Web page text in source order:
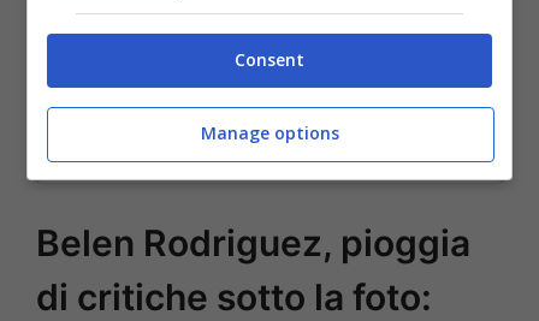
Belen Rodriguez, pioggia
di critiche sotto la foto:
Consent
Manage options